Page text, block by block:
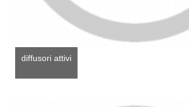
diffusori attivi